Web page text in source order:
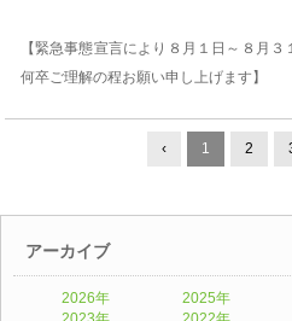
【緊急事態宣言により８月１日～８月
何卒ご理解の程お願い申し上げます】
‹ 1 2
アーカイブ
2026年 2025年